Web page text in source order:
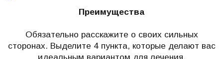
Преимущества
Обязательно расскажите о своих сильных
сторонах. Выделите 4 пункта, которые делают вас
идеальным вариантом для лечения.